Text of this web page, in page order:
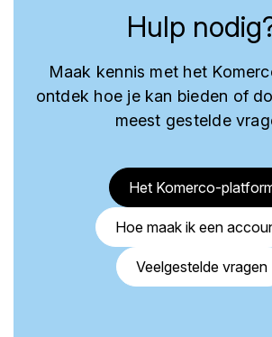
Hulp
Maak kennis met het
ontdek hoe je kan bieden of
meest gestelde
Het Komerco-
Hoe maak ik een
Veelgestelde vragen